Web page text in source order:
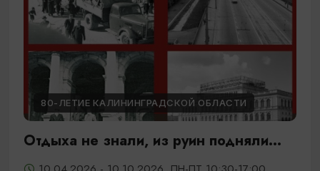
80-ЛЕТИЕ КАЛИНИНГРАДСКОЙ ОБЛАСТИ
Отдыха не знали, из руин подняли...